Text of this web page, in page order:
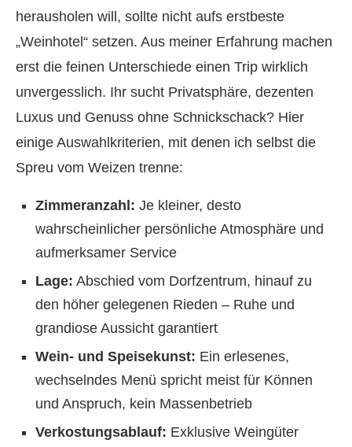
herausholen will, sollte nicht aufs erstbeste
„Weinhotel“ setzen. Aus meiner Erfahrung machen
erst die feinen Unterschiede einen Trip wirklich
unvergesslich. Ihr sucht Privatsphäre, dezenten
Luxus und Genuss ohne Schnickschack? Hier
einige Auswahlkriterien, mit denen ich selbst die
Spreu vom Weizen trenne:
Zimmeranzahl: Je kleiner, desto
wahrscheinlicher persönliche Atmosphäre und
aufmerksamer Service
Lage: Abschied vom Dorfzentrum, hinauf zu
den höher gelegenen Rieden – Ruhe und
grandiose Aussicht garantiert
Wein- und Speisekunst: Ein erlesenes,
wechselndes Menü spricht meist für Können
und Anspruch, kein Massenbetrieb
Verkostungsablauf: Exklusive Weingüter